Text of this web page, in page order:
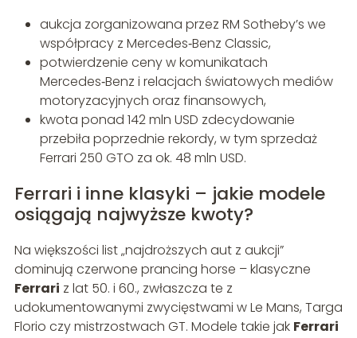
aukcja zorganizowana przez RM Sotheby’s we
współpracy z Mercedes‑Benz Classic,
potwierdzenie ceny w komunikatach
Mercedes‑Benz i relacjach światowych mediów
motoryzacyjnych oraz finansowych,
kwota ponad 142 mln USD zdecydowanie
przebiła poprzednie rekordy, w tym sprzedaż
Ferrari 250 GTO za ok. 48 mln USD.
Ferrari i inne klasyki – jakie modele
osiągają najwyższe kwoty?
Na większości list „najdroższych aut z aukcji”
dominują czerwone prancing horse – klasyczne
Ferrari z lat 50. i 60., zwłaszcza te z
udokumentowanymi zwycięstwami w Le Mans, Targa
Florio czy mistrzostwach GT. Modele takie jak Ferrari